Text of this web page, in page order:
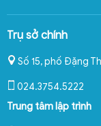
Trụ sở chính
Số 15, phố Đặng
024.3754.5222
Trung tâm lập trình